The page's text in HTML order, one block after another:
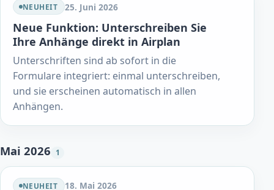
NEUHEIT 25. Juni 2026
Neue Funktion: Unterschreiben Sie
Ihre Anhänge direkt in Airplan
Unterschriften sind ab sofort in die
Formulare integriert: einmal unterschreiben,
und sie erscheinen automatisch in allen
Anhängen.
Mai 2026 1
NEUHEIT 18. Mai 2026